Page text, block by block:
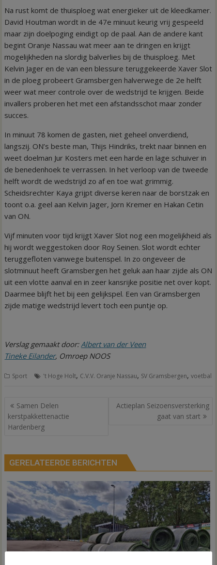
Na rust komt de thuisploeg wat energieker uit de kleedkamer.
David Houtman wordt in de 47e minuut keurig vrij gespeeld
maar zijn doelpoging eindigt op de paal. Aan de andere kant
begint Oranje Nassau wat meer aan te dringen en krijgt
mogelijkheden na slordig balverlies bij de thuisploeg. Met
Kelvin Jager en de van een blessure teruggekeerde Xaver Slot
in de ploeg probeert Gramsbergen halverwege de 2e helft
weer wat meer controle over de wedstrijd te krijgen. Beide
invallers proberen het met een afstandsschot maar zonder
succes.
In minuut 78 komen de gasten, niet geheel onverdiend,
langszij. ON’s beste man, Thijs Hindriks, trekt naar binnen en
weet doelman Jur Kosters met een harde en lage schuiver in
de benedenhoek te verrassen. In het verloop van de tweede
helft wordt de wedstrijd zo af en toe wat grimmig.
Scheidsrechter Kaya grijpt diverse keren naar de borstzak en
toont o.a. geel aan Kelvin Jager, Jorn Kremer en Hakan Cetin
van ON.
Vijf minuten voor tijd krijgt Xaver Slot nog een mogelijkheid als
hij wordt weggestoken door Roy Seinen. Slot wordt echter
teruggefloten vanwege buitenspel. In zo ongeveer de
slotminuut heeft Gramsbergen het geluk aan haar zijde als ON
uit een vlotte aanval en in zeer kansrijke positie net over kopt.
Daarmee blijft het bij een gelijkspel. Een van Gramsbergen
zijde matige wedstrijd levert toch een puntje op.
Verslag gemaakt door: Albert van der Veen
Tineke Eilander, Omroep NOOS
Sport 't Hoge Holt, C.V.V. Oranje Nassau, SV Gramsbergen,voetbal
Bericht
navigatie
Samen Delen
kerstpakkettenactie
Hardenberg
Actieplan Seizoensversterking
gaat van start
GERELATEERDE BERICHTEN